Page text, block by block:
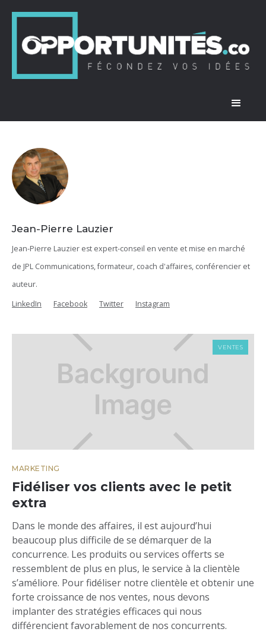
Jean-Pierre Lauzier
Jean-Pierre Lauzier est expert-conseil en vente et mise en marché
de JPL Communications, formateur, coach d'affaires, conférencier et
auteur.
LinkedIn
Facebook Twitter Instagram
VENTES
MARKETING
Fidéliser vos clients avec le petit
extra
Dans le monde des affaires, il est aujourd’hui
beaucoup plus difficile de se démarquer de la
concurrence. Les produits ou services offerts se
ressemblent de plus en plus, le service à la clientèle
s’améliore. Pour fidéliser notre clientèle et obtenir une
forte croissance de nos ventes, nous devons
implanter des stratégies efficaces qui nous
différencient favorablement de nos concurrents.